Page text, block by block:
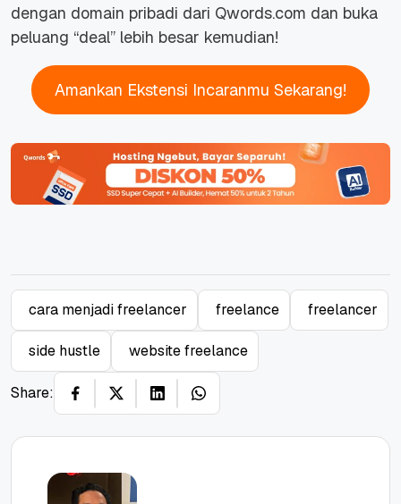
dengan domain pribadi dari Qwords.com dan buka
peluang “deal” lebih besar kemudian!
Amankan Ekstensi Incaranmu Sekarang!
cara menjadi freelancer freelance freelancer
side hustle website freelance
Share: